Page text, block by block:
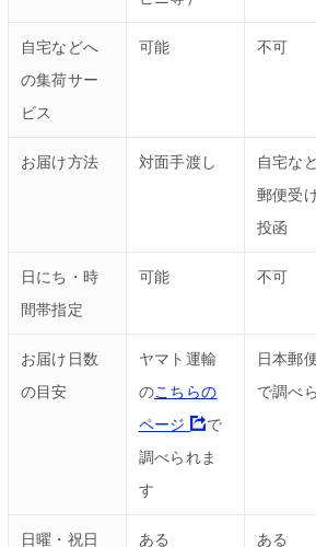
自宅などへ
の集荷サー
ビス
可能 不可
お届け方法 対面手渡し
自宅な
郵便受
投函
日にち・時
間帯指定
可能 不可
お届け日数
の目安
ヤマト運輸
のこちらの
ページ
で
調べられま
す
日本郵
で調べ
日曜・祝日
ある ある